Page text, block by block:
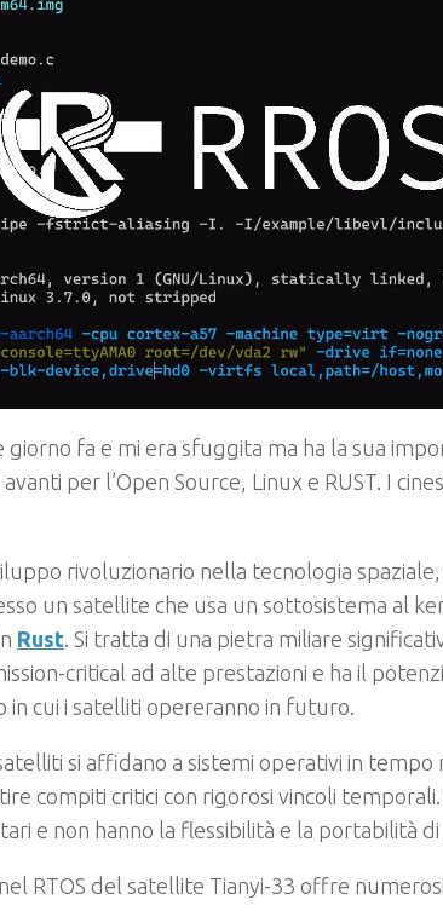
giorno fa e mi era sfuggita ma ha la sua
per l’Open Source, Linux e RUST. I
rivoluzionario nella tecnologia spaziale,
un satellite che usa un sottosistema al
Rust. Si tratta di una pietra miliare
critical ad alte prestazioni e ha il
in cui i satelliti opereranno in futuro.
si affidano a sistemi operativi in ​​tempo
compiti critici con rigorosi vincoli temporali.
e non hanno la flessibilità e la portabilità di
RTOS del satellite Tianyi-33 offre